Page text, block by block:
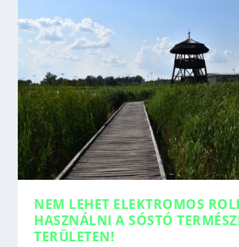
NEM LEHET ELEKTROMOS
HASZNÁLNI A SÓSTÓ
TERÜLETEN!